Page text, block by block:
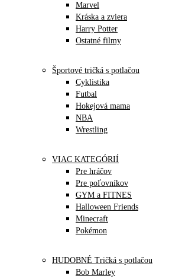
Marvel
Kráska a zviera
Harry Potter
Ostatné filmy
Športové tričká s potlačou
Cyklistika
Futbal
Hokejová mama
NBA
Wrestling
VIAC KATEGÓRIÍ
Pre hráčov
Pre poľovníkov
GYM a FITNES
Halloween Friends
Minecraft
Pokémon
HUDOBNÉ Tričká s potlačou
Bob Marley